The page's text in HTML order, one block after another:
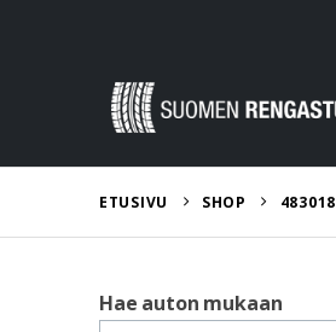
ETUSIVU SHOP 483018
Hae auton mukaan